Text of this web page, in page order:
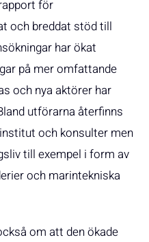
för
och breddat stöd till
har ökat
på mer omfattande
och nya aktörer har
utförarna återfinns
och konsulter men
till exempel i form av
och marintekniska
om att den ökade